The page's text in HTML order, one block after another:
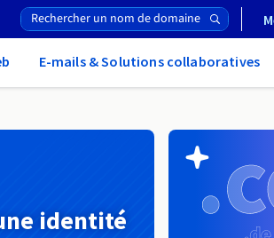
E-mails & Solutions collaboratives
identité